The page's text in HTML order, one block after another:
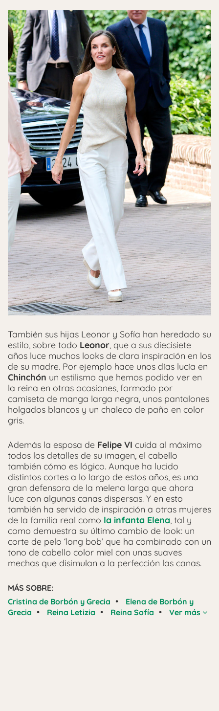
También sus hijas Leonor y Sofía han heredado su
estilo, sobre todo Leonor, que a sus diecisiete
años luce muchos looks de clara inspiración en los
de su madre. Por ejemplo hace unos días lucía en
Chinchón un estilismo que hemos podido ver en
la reina en otras ocasiones, formado por
camiseta de manga larga negra, unos pantalones
holgados blancos y un chaleco de paño en color
gris.
Además la esposa de Felipe VI cuida al máximo
todos los detalles de su imagen, el cabello
también cómo es lógico. Aunque ha lucido
distintos cortes a lo largo de estos años, es una
gran defensora de la melena larga que ahora
luce con algunas canas dispersas. Y en esto
también ha servido de inspiración a otras mujeres
de la familia real como la infanta Elena, tal y
como demuestra su último cambio de look: un
corte de pelo ‘long bob’ que ha combinado con un
tono de cabello color miel con unas suaves
mechas que disimulan a la perfección las canas.
MÁS SOBRE:
Cristina de Borbón y Grecia •
Elena de Borbón y
Grecia • Reina Letizia • Reina Sofía • Ver más